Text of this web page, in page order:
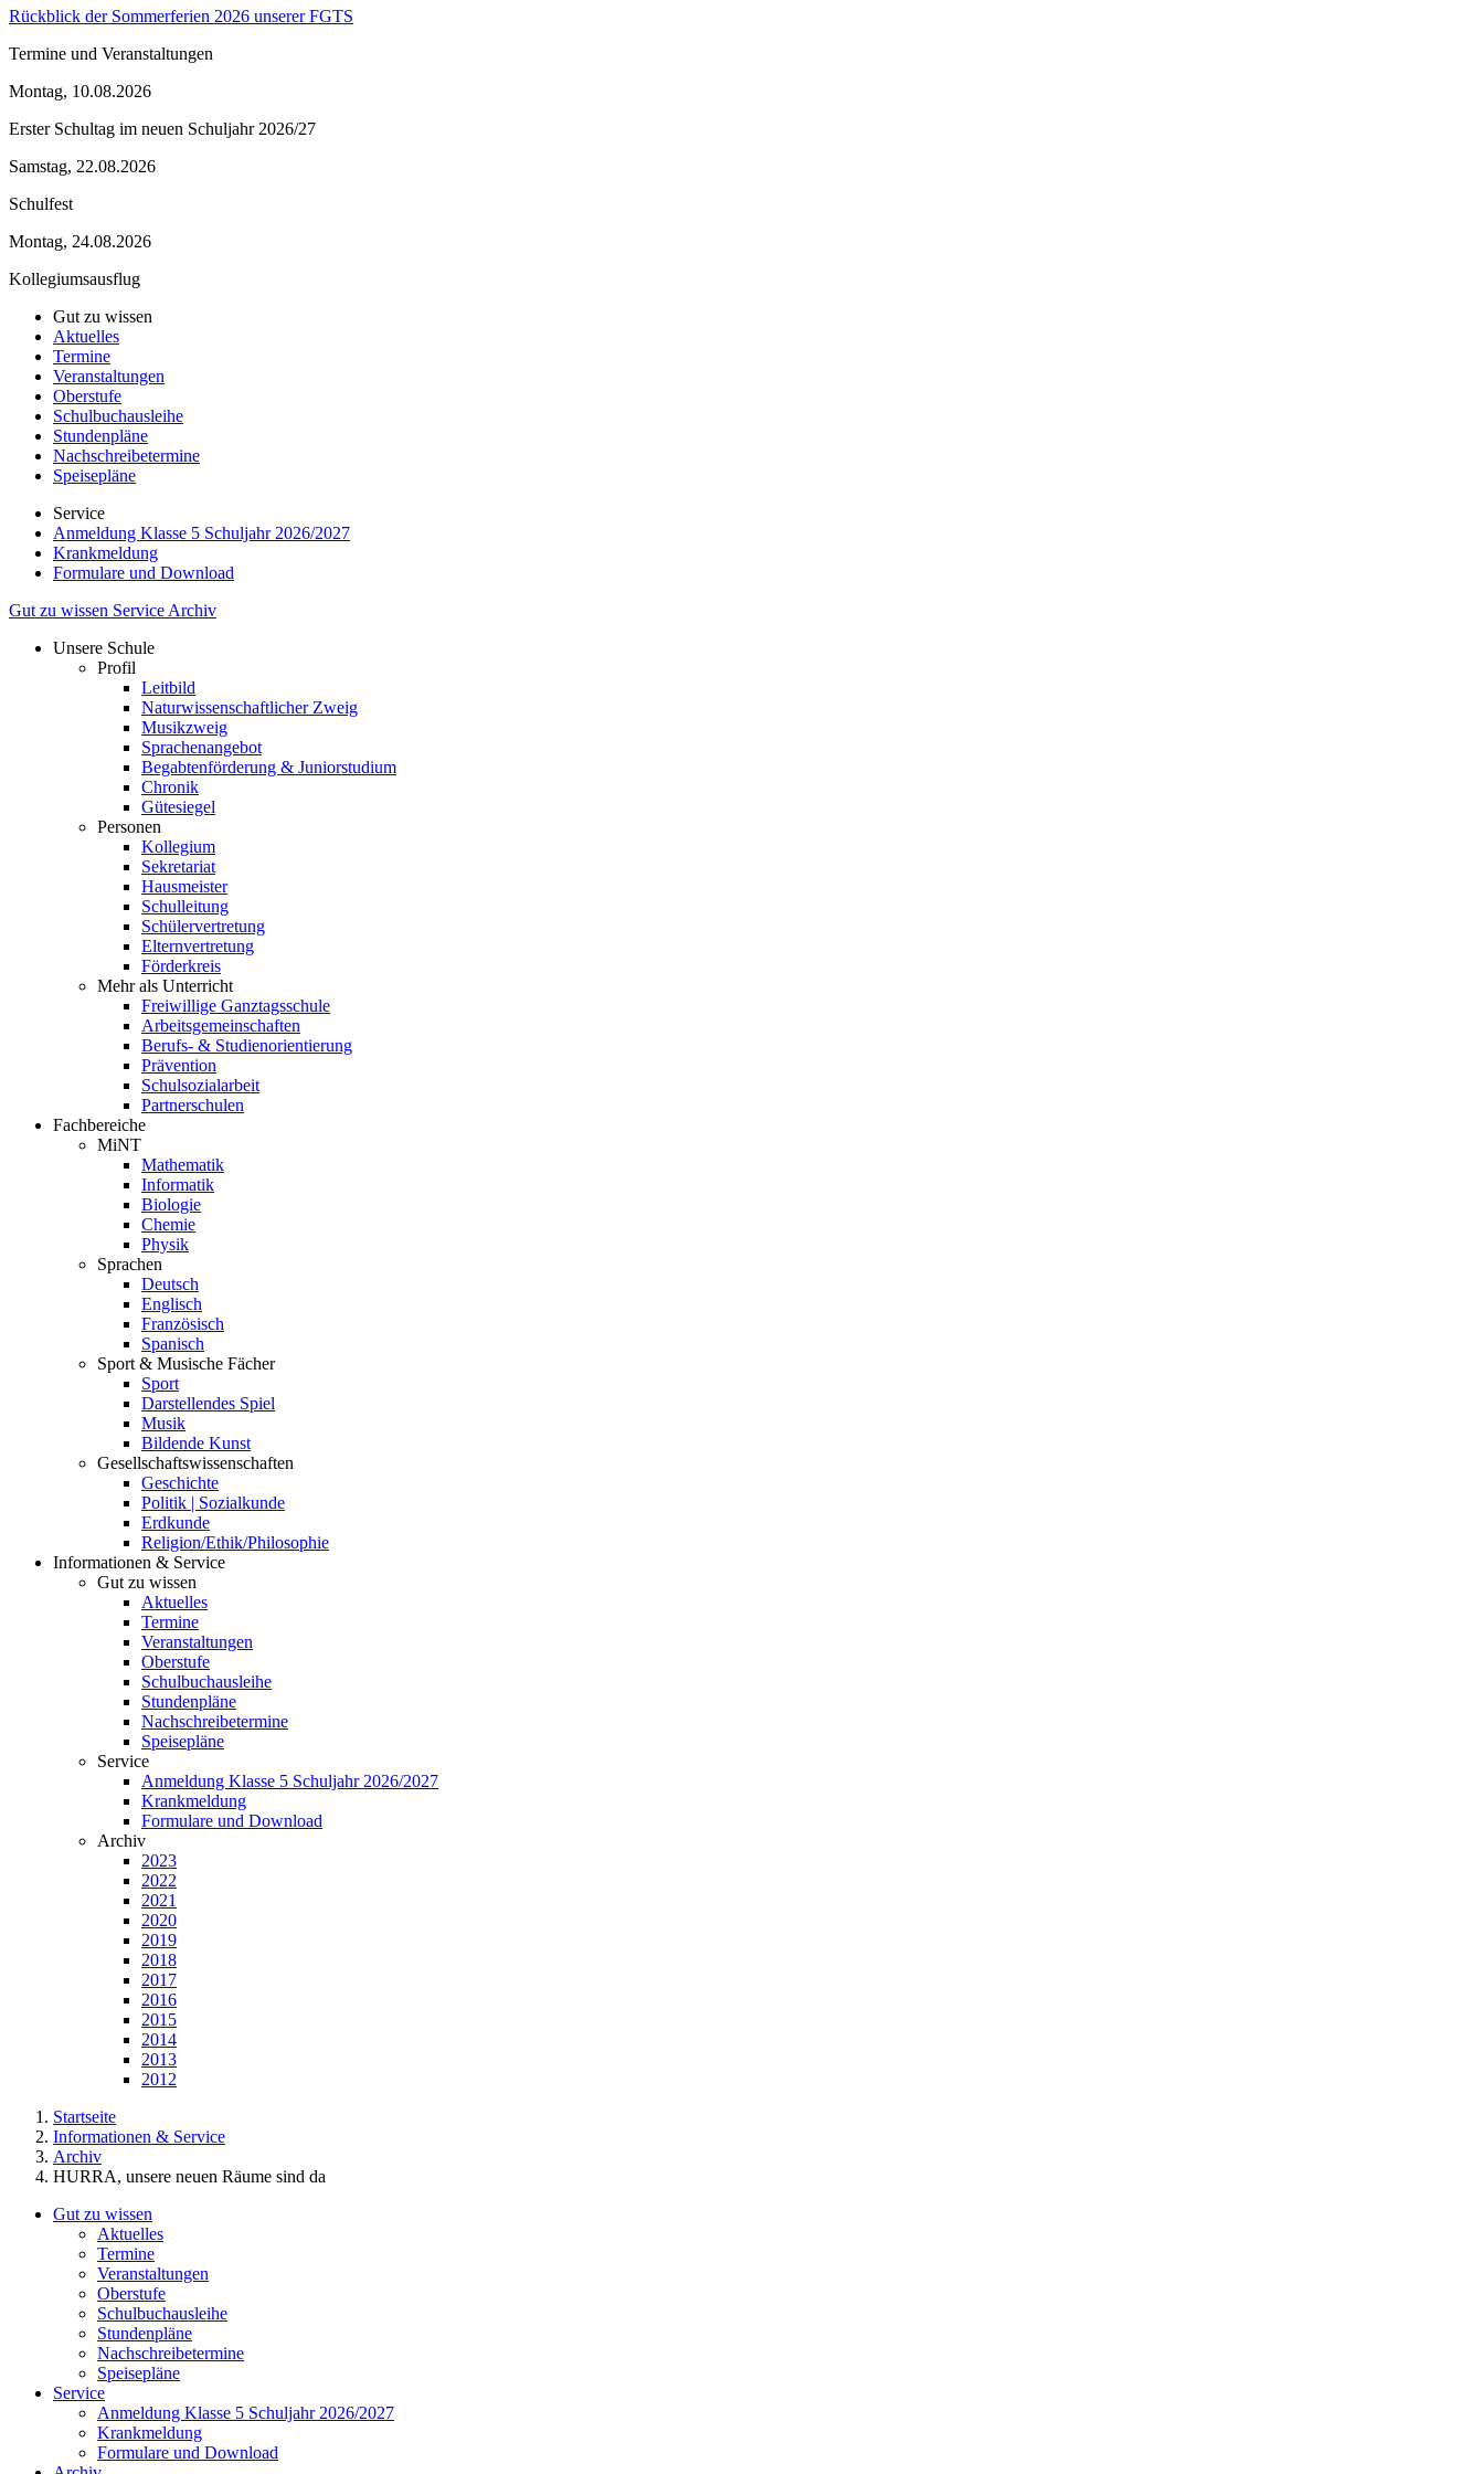
Rückblick der Sommerferien 2026 unserer FGTS
Termine und Veranstaltungen
Montag, 10.08.2026
Erster Schultag im neuen Schuljahr 2026/27
Samstag, 22.08.2026
Schulfest
Montag, 24.08.2026
Kollegiumsausflug
Gut zu wissen
Aktuelles
Termine
Veranstaltungen
Oberstufe
Schulbuchausleihe
Stundenpläne
Nachschreibetermine
Speisepläne
Service
Anmeldung Klasse 5 Schuljahr 2026/2027
Krankmeldung
Formulare und Download
Gut zu wissen Service Archiv
Unsere Schule
Profil
Leitbild
Naturwissenschaftlicher Zweig
Musikzweig
Sprachenangebot
Begabtenförderung & Juniorstudium
Chronik
Gütesiegel
Personen
Kollegium
Sekretariat
Hausmeister
Schulleitung
Schülervertretung
Elternvertretung
Förderkreis
Mehr als Unterricht
Freiwillige Ganztagsschule
Arbeitsgemeinschaften
Berufs- & Studienorientierung
Prävention
Schulsozialarbeit
Partnerschulen
Fachbereiche
MiNT
Mathematik
Informatik
Biologie
Chemie
Physik
Sprachen
Deutsch
Englisch
Französisch
Spanisch
Sport & Musische Fächer
Sport
Darstellendes Spiel
Musik
Bildende Kunst
Gesellschaftswissenschaften
Geschichte
Politik | Sozialkunde
Erdkunde
Religion/Ethik/Philosophie
Informationen & Service
Gut zu wissen
Aktuelles
Termine
Veranstaltungen
Oberstufe
Schulbuchausleihe
Stundenpläne
Nachschreibetermine
Speisepläne
Service
Anmeldung Klasse 5 Schuljahr 2026/2027
Krankmeldung
Formulare und Download
Archiv
2023
2022
2021
2020
2019
2018
2017
2016
2015
2014
2013
2012
Startseite
Informationen & Service
Archiv
HURRA, unsere neuen Räume sind da
Gut zu wissen
Aktuelles
Termine
Veranstaltungen
Oberstufe
Schulbuchausleihe
Stundenpläne
Nachschreibetermine
Speisepläne
Service
Anmeldung Klasse 5 Schuljahr 2026/2027
Krankmeldung
Formulare und Download